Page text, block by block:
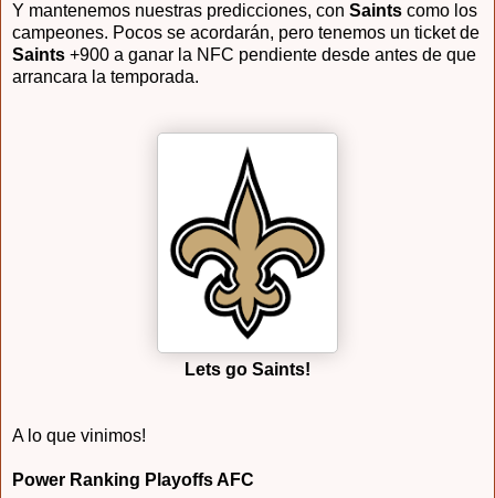
Y mantenemos nuestras predicciones, con Saints como los
campeones. Pocos se acordarán, pero tenemos un ticket de
Saints +900 a ganar la NFC pendiente desde antes de que
arrancara la temporada.
Lets go Saints!
A lo que vinimos!
Power Ranking Playoffs AFC